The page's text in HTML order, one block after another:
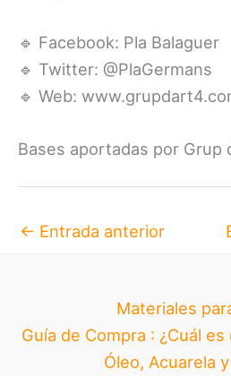
🔹 Facebook: Pla Balaguer
🔹 Twitter: @PlaGermans
🔹 Web:
Bases aportadas por Grup
← Entrada anterior
Materiales
Guía de Compra : ¿Cuál
Óleo, Acuarela